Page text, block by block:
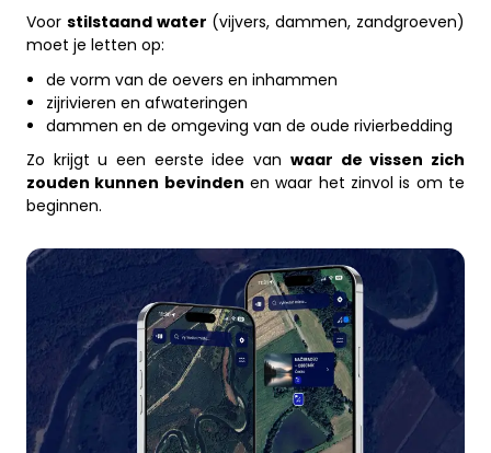
Voor stilstaand water (vijvers, dammen, zandgroeven)
moet je letten op:
de vorm van de oevers en inhammen
zijrivieren en afwateringen
dammen en de omgeving van de oude rivierbedding
Zo krijgt u een eerste idee van waar de vissen zich
zouden kunnen bevinden en waar het zinvol is om te
beginnen.